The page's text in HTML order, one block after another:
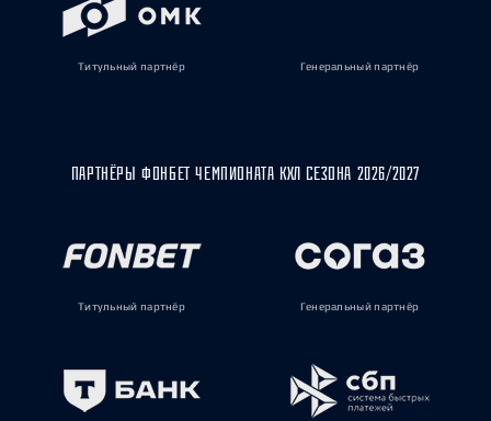
Титульный партнёр Генеральный партнёр
ПАРТНЁРЫ ФОНБЕТ ЧЕМПИОНАТА КХЛ СЕЗОНА 2026/2027
Титульный партнёр Генеральный партнёр